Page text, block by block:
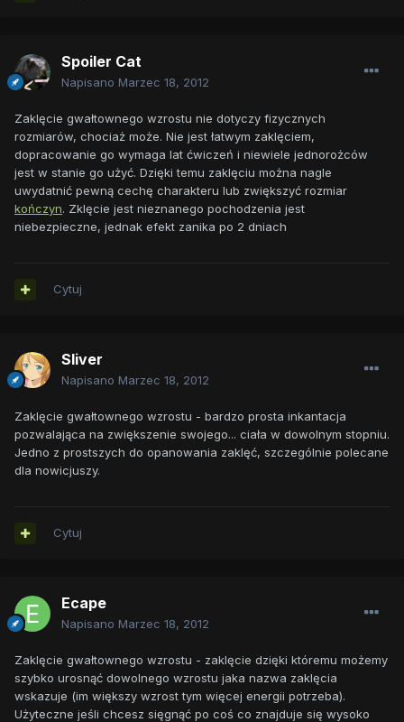
Spoiler Cat
Napisano Marzec 18, 2012
Zaklęcie gwałtownego wzrostu nie dotyczy fizycznych
rozmiarów, chociaż może. Nie jest łatwym zaklęciem,
dopracowanie go wymaga lat ćwiczeń i niewiele jednorożców
jest w stanie go użyć. Dzięki temu zaklęciu można nagle
uwydatnić pewną cechę charakteru lub zwiększyć rozmiar
kończyn. Zklęcie jest nieznanego pochodzenia jest
niebezpieczne, jednak efekt zanika po 2 dniach
Cytuj
Sliver
Napisano Marzec 18, 2012
Zaklęcie gwałtownego wzrostu - bardzo prosta inkantacja
pozwalająca na zwiększenie swojego... ciała w dowolnym stopniu.
Jedno z prostszych do opanowania zaklęć, szczególnie polecane
dla nowicjuszy.
Cytuj
Ecape
Napisano Marzec 18, 2012
Zaklęcie gwałtownego wzrostu - zaklęcie dzięki któremu możemy
szybko urosnąć dowolnego wzrostu jaka nazwa zaklęcia
wskazuje (im większy wzrost tym więcej energii potrzeba).
Użyteczne jeśli chcesz sięgnąć po coś co znajduje się wysoko